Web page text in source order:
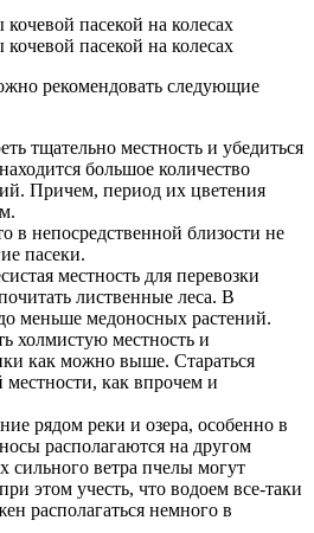
рекомендовать следующие
тщательно местность и убедиться
большое количество
Причем, период их цветения
в непосредственной близости не
пасеки.
местность для перевозки
лиственные леса. В
меньше медоносных растений.
холмистую местность и
как можно выше. Стараться
местности, как впрочем и
рядом реки и озера, особенно в
располагаются на другом
сильного ветра пчелы могут
этом учесть, что водоем все-таки
располагаться немного в